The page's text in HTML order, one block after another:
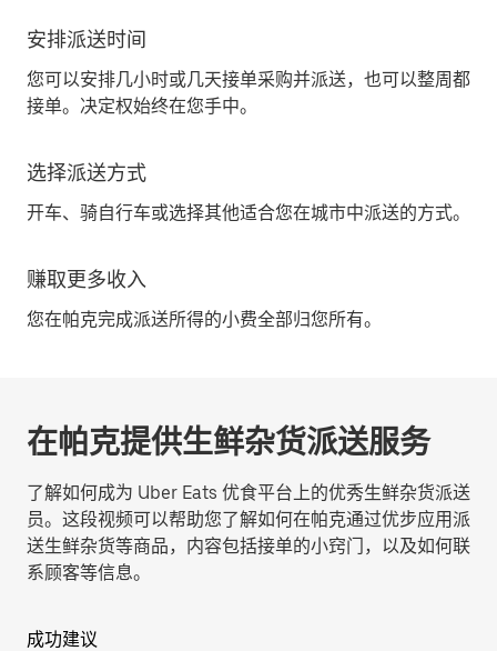
安排派送时间
您可以安排几小时或几天接单采购并派送，也可以整周都
接单。决定权始终在您手中。
选择派送方式
开车、骑自行车或选择其他适合您在城市中派送的方式。
赚取更多收入
您在帕克完成派送所得的小费全部归您所有。
在帕克提供生鲜杂货派送服务
了解如何成为 Uber Eats 优食平台上的优秀生鲜杂货派送
员。这段视频可以帮助您了解如何在帕克通过优步应用派
送生鲜杂货等商品，内容包括接单的小窍门，以及如何联
系顾客等信息。
成功建议